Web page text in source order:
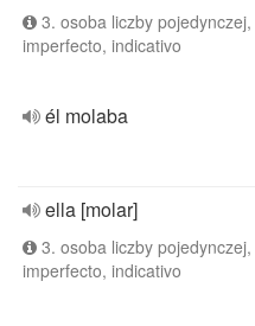
3. osoba liczby
imperfecto, indicativo
él molaba
ella [molar]
3. osoba liczby
imperfecto, indicativo